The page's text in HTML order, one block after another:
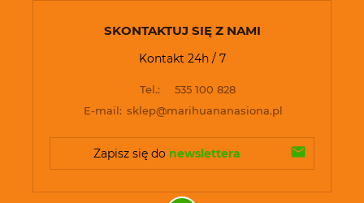
SKONTAKTUJ SIĘ Z NAMI
Kontakt 24h / 7
Tel.:
535 100 828
E-mail: sklep@marihuananasiona.pl
Zapisz się do newslettera